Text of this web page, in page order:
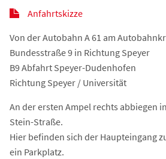
Anfahrtskizze
Von der Autobahn A 61 am
Bundesstraße 9 in Richtung Speyer
B9 Abfahrt Speyer-Dudenhofen
Richtung Speyer / Universität
An der ersten Ampel rechts abbiegen
Stein-Straße.
Hier befinden sich der Haupteingang
ein Parkplatz.